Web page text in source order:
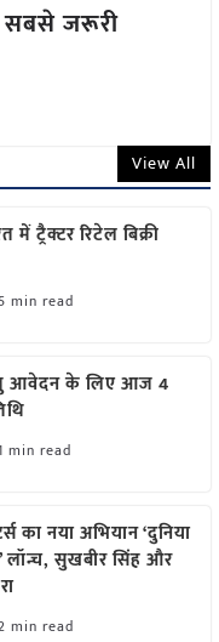
सबसे जरूरी
View All
ट्रैक्टर रिटेल बिक्री
5 min read
हेतु आवेदन के लिए आज 4
min read
का नया अभियान ‘दुनिया
लॉन्च, सुखबीर सिंह और
min read